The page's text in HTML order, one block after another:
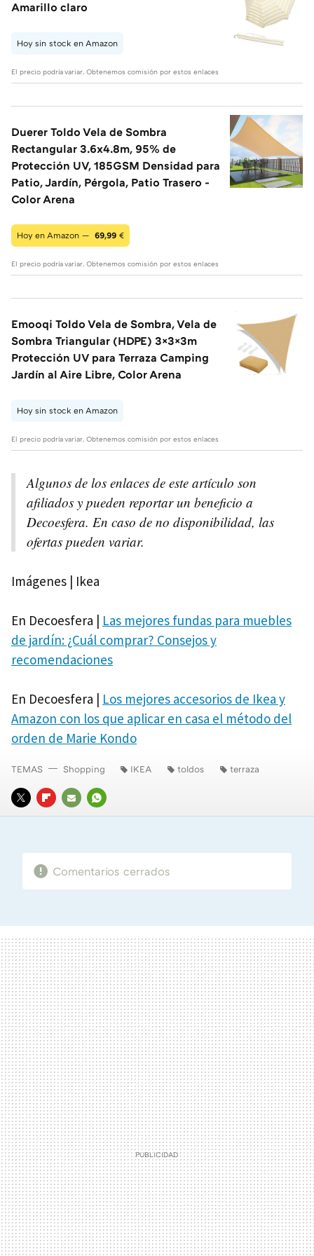
Amarillo claro
Hoy sin stock en Amazon
El precio podría variar. Obtenemos comisión por estos enlaces
Duerer Toldo Vela de Sombra
Rectangular 3.6x4.8m, 95% de
Protección UV, 185GSM Densidad para
Patio, Jardín, Pérgola, Patio Trasero -
Color Arena
Hoy en Amazon — 69,99 €
El precio podría variar. Obtenemos comisión por estos enlaces
Emooqi Toldo Vela de Sombra, Vela de
Sombra Triangular (HDPE) 3×3×3m
Protección UV para Terraza Camping
Jardín al Aire Libre, Color Arena
Hoy sin stock en Amazon
El precio podría variar. Obtenemos comisión por estos enlaces
Algunos de los enlaces de este artículo son
afiliados y pueden reportar un beneficio a
Decoesfera. En caso de no disponibilidad, las
ofertas pueden variar.
Imágenes | Ikea
En Decoesfera | Las mejores fundas para muebles
de jardín: ¿Cuál comprar? Consejos y
recomendaciones
En Decoesfera | Los mejores accesorios de Ikea y
Amazon con los que aplicar en casa el método del
orden de Marie Kondo
TWITTERFLIPBOARD
E-
WHATSAPP
TEMAS Shopping IKEA toldos terraza
Comentarios cerrados